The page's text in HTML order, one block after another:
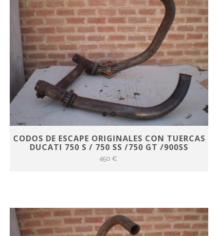
CODOS DE ESCAPE ORIGINALES CON TUERCAS
DUCATI 750 S / 750 SS /750 GT /900SS
450 €